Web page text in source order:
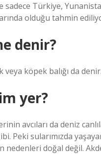
Türkiye,
olduğu tahmin
denir?
köpek balığı da denir.
yer?
avcıları da deniz
Peki sularımızda
nedenleri doğal değil.